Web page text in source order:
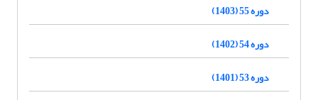
دوره 55 (1403)
دوره 54 (1402)
دوره 53 (1401)